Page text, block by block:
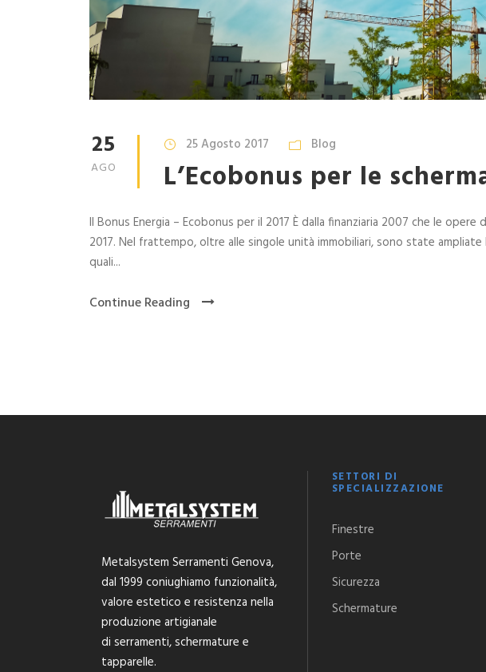
25
AGO
25 Agosto 2017 Blog
L’Ecobonus per le
Il Bonus Energia – Ecobonus per il 2017 È dalla finanziaria 2007 che le
2017. Nel frattempo, oltre alle singole unità immobiliari, sono state
quali...
Continue Reading
Metalsystem Serramenti Genova,
dal 1999 coniughiamo funzionalità,
valore estetico e resistenza nella
produzione artigianale
di serramenti, schermature e
tapparelle.
SETTORI DI
SPECIALIZZAZIONE
Finestre
Porte
Sicurezza
Schermature